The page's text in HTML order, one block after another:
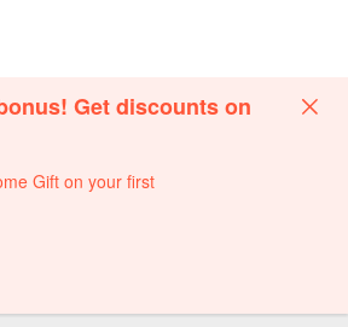
Get discounts on
Gift on your first